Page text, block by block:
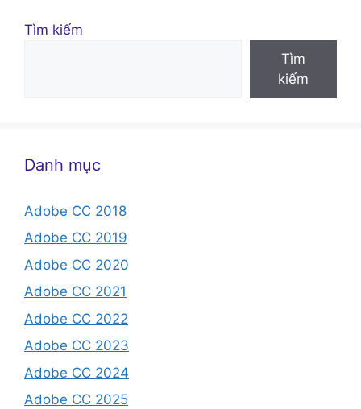
Tìm kiếm
Tìm
kiếm
Danh mục
Adobe CC 2018
Adobe CC 2019
Adobe CC 2020
Adobe CC 2021
Adobe CC 2022
Adobe CC 2023
Adobe CC 2024
Adobe CC 2025